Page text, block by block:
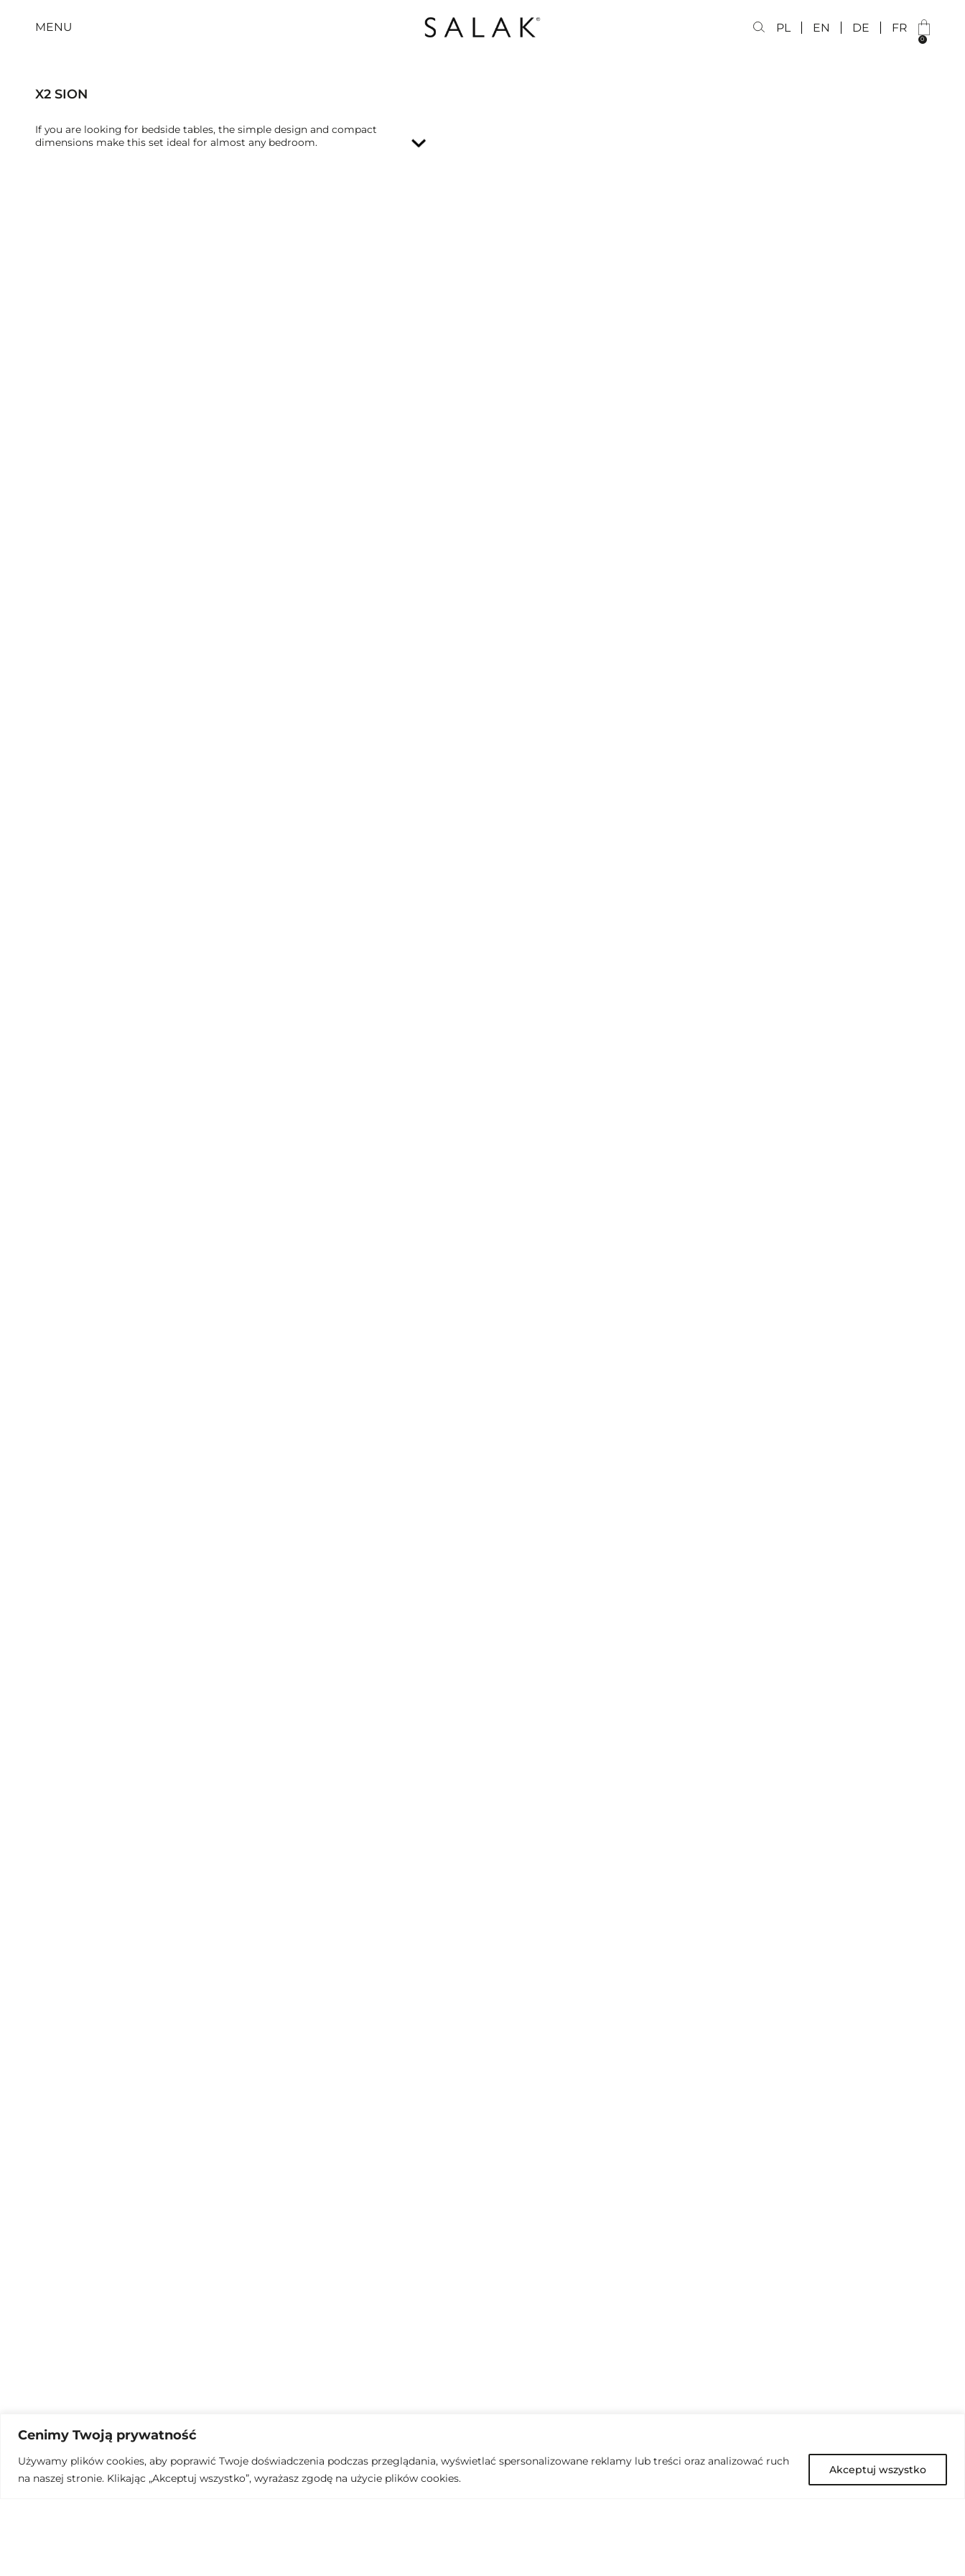
Cenimy Twoją prywatność
Używamy plików cookies, aby poprawić Twoje doświadczenia podczas przeglądania, wyświetlać spersonalizowane reklamy lub treści oraz analizować ruch
na naszej stronie. Klikając „Akceptuj wszystko”, wyrażasz zgodę na użycie plików cookies.
Akceptuj wszystko
MENU PL EN DE FR
0
X2 SION
If you are looking for bedside tables, the simple design and compact
dimensions make this set ideal for almost any bedroom.